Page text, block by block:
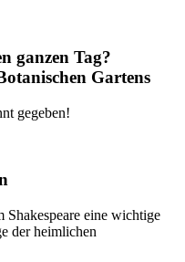
ganzen Tag?
Gartens
gegeben!
eine wichtige
der heimlichen